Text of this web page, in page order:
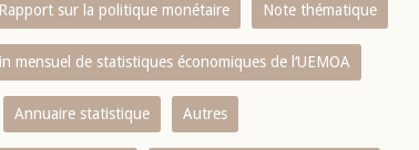
Rapport sur la politique monétaire Note thématique
mensuel de statistiques économiques de l‘UEMOA
Annuaire statistique Autres